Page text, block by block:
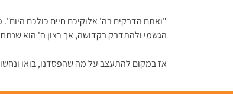
"ואתם הדבקים בה' אלוקיכם חיים כולכם
הגשמי ולהתדבק בקדושה, אך רצון ה' הוא
אז במקום להתעצב על מה שהפסדנו, בואו